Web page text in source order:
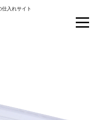
入れサイト